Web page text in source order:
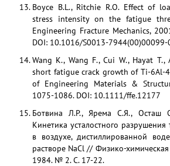
Boyce B.L., Ritchie R.O. Effect of
stress intensity on the fatigue
Engineering Fracture Mechanics,
DOI: 10.1016/S0013-7944(00)00099-
Wang K., Wang F., Cui W., Hayat
short fatigue crack growth of Ti-6Al-
of Engineering Materials &
1075-1086. DOI: 10.1111/ffe.12177
Ботвина Л.Р., Ярема С.Я., Осташ
Кинетика усталостного разрушения
в воздухе, дистиллированной
растворе NaCl // Физико-
1984. № 2. С. 17-22.